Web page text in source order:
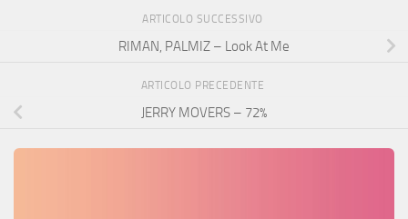
ARTICOLO SUCCESSIVO
RIMAN, PALMIZ – Look At Me
ARTICOLO PRECEDENTE
JERRY MOVERS – 72%